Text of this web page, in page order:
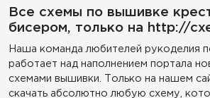
Все схемы по вышивке
бисером, только на http://
Наша команда любителей рукоделия
работает над наполнением портала
схемами вышивки. Только на нашем
скачать абсолютно любую схему,